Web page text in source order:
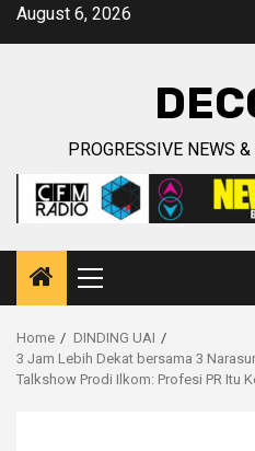
SkipAugust 6, 2026
PROGRESSIVE NEWS
Primary
Menu
Home
DINDING UAI
3 Jam Lebih Dekat bersama 3
Talkshow Prodi Ilkom: Profesi PR Itu